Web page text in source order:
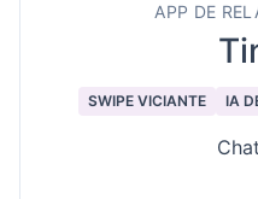
APP DE
SWIPE VICIANTE IA